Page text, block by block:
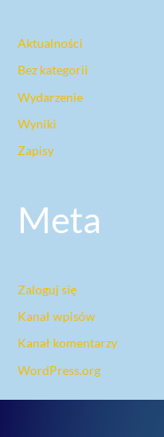
Aktualności
Bez kategorii
Wydarzenie
Wyniki
Zapisy
Meta
Zaloguj się
Kanał wpisów
Kanał komentarzy
WordPress.org